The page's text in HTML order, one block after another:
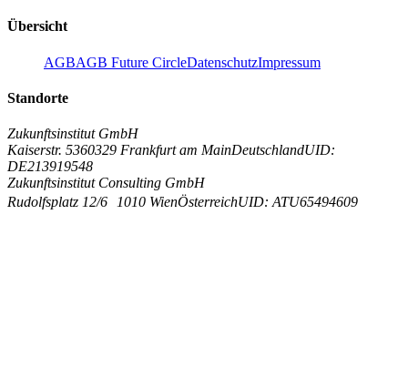
Übersicht
AGBAGB Future CircleDatenschutzImpressum
Standorte
Zukunftsinstitut GmbH
Kaiserstr. 5360329 Frankfurt am MainDeutschlandUID:
DE213919548
Zukunftsinstitut Consulting GmbH
Rudolfsplatz 12/6
1010 WienÖsterreichUID: ATU65494609